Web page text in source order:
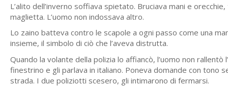
L’alito dell’inverno soffiava spietato. Bruciava mani e
maglietta. L’uomo non indossava altro.
Lo zaino batteva contro le scapole a ogni passo come una
insieme, il simbolo di ciò che l’aveva distrutta.
Quando la volante della polizia lo affiancò, l’uomo non
finestrino e gli parlava in italiano. Poneva domande con tono
strada. I due poliziotti scesero, gli intimarono di fermarsi.